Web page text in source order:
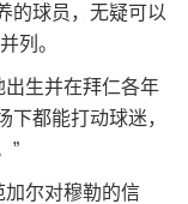
的球员，无疑可以
列。
生并在拜仁各年
都能打动球迷，
”
尔对穆勒的信